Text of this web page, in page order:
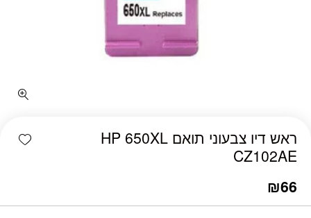
ראש דיו צבעוני תואם HP 650XL
CZ102AE
₪66